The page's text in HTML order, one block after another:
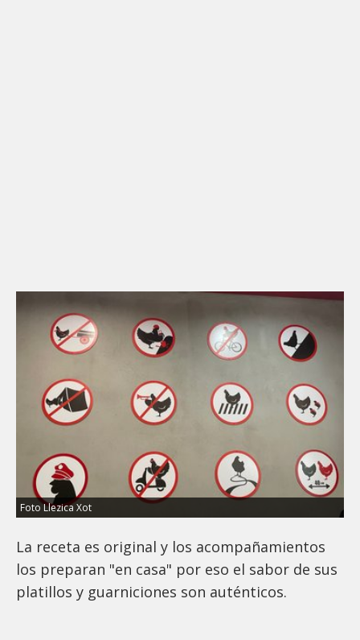
Foto Llezica Xot
La receta es original y los acompañamientos
los preparan "en casa" por eso el sabor de sus
platillos y guarniciones son auténticos.